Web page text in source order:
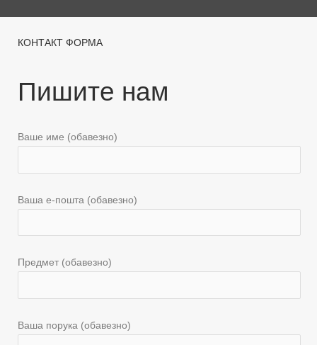
КОНТАКТ ФОРМА
Пишите нам
Ваше име (обавезно)
Ваша е-пошта (обавезно)
Предмет (обавезно)
Ваша порука (обавезно)